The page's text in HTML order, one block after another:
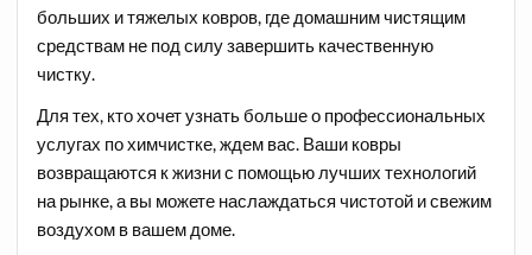
больших и тяжелых ковров, где домашним чистящим
средствам не под силу завершить качественную
чистку.
Для тех, кто хочет узнать больше о профессиональных
услугах по химчистке, ждем вас. Ваши ковры
возвращаются к жизни с помощью лучших технологий
на рынке, а вы можете наслаждаться чистотой и свежим
воздухом в вашем доме.